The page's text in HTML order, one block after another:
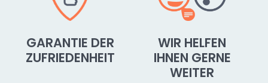
GARANTIE DER
ZUFRIEDENHEIT
WIR HELFEN
IHNEN GERNE
WEITER